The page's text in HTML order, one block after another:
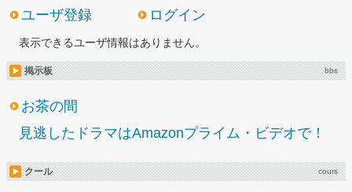
ユーザ登録 ログイン
表示できるユーザ情報はありません。
掲示板 bbs
お茶の間
見逃したドラマはAmazonプライム・ビデオで！
クール cours